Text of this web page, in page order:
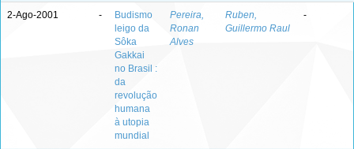
2-Ago-2001 -
Budismo
leigo da
Sôka
Gakkai
no Brasil :
da
revolução
humana
à utopia
mundial
Pereira,
Ronan
Alves
Ruben,
Guillermo Raul
-